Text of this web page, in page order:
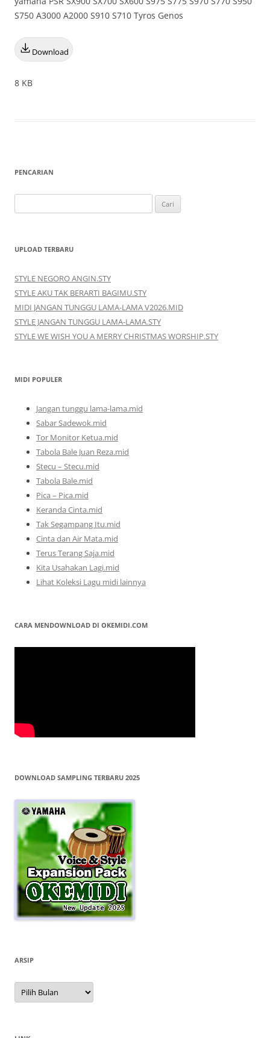
S750 A3000 A2000 S910 S710 Tyros Genos
Download
8 KB
PENCARIAN
untuk:
UPLOAD TERBARU
STYLE NEGORO ANGIN.STY
STYLE AKU TAK BERARTI BAGIMU.STY
MIDI JANGAN TUNGGU LAMA-LAMA V2026.MID
STYLE JANGAN TUNGGU LAMA-LAMA.STY
STYLE WE WISH YOU A MERRY CHRISTMAS WORSHIP.STY
MIDI POPULER
Jangan tunggu lama-lama.mid
Sabar Sadewok.mid
Tor Monitor Ketua.mid
Tabola Bale Juan Reza.mid
Stecu – Stecu.mid
Tabola Bale.mid
Pica – Pica.mid
Keranda Cinta.mid
Tak Segampang Itu.mid
Cinta dan Air Mata.mid
Terus Terang Saja.mid
Kita Usahakan Lagi.mid
Lihat Koleksi Lagu midi lainnya
CARA MENDOWNLOAD DI OKEMIDI.COM
DOWNLOAD SAMPLING TERBARU 2025
ARSIP
Arsip